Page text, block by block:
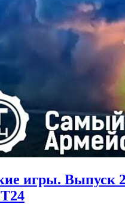
игры. Выпуск